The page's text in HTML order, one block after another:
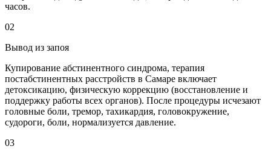
часов.
02
Вывод из запоя
Купирование абстинентного синдрома, терапия
постабстинентных расстройств в Самаре включает
детоксикацию, физическую коррекцию (восстановление и
поддержку работы всех органов). После процедуры исчезают
головные боли, тремор, тахикардия, головокружение,
судороги, боли, нормализуется давление.
03